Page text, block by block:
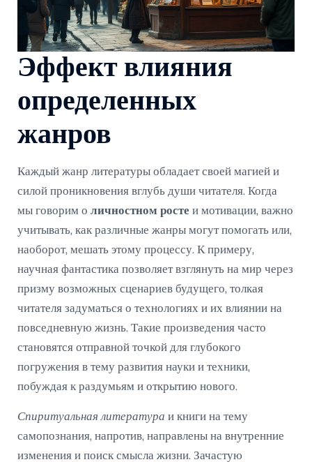
Эффект влияния
определенных
жанров
Каждый жанр литературы обладает своей магией и
силой проникновения вглубь души читателя. Когда
мы говорим о личностном росте и мотивации, важно
учитывать, как различные жанры могут помогать или,
наоборот, мешать этому процессу. К примеру,
научная фантастика позволяет взглянуть на мир через
призму возможных сценариев будущего, толкая
читателя задуматься о технологиях и их влиянии на
повседневную жизнь. Такие произведения часто
становятся отправной точкой для глубокого
погружения в тему развития науки и техники,
побуждая к раздумьям и открытию нового.
Спиритуальная литература и книги на тему
самопознания, напротив, направлены на внутренние
изменения и поиск смысла жизни. Зачастую